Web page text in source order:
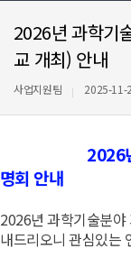
2026년 과학기
교 개최) 안내
사업지원팀 2025-11-
2026
명회 안내
2026년 과학기술분
내드리오니 관심있는